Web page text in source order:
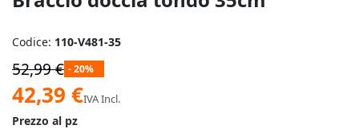
Codice: 110-V481-35
52,99 € - 20%
Prezzo
speciale
42,39 €IVA Incl.
Prezzo al pz